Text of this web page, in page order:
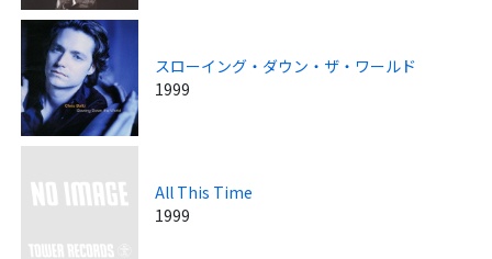
スローイング・ダウン・ザ・ワールド
1999
All This Time
1999